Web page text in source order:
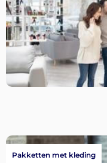
Pakketten met kleding